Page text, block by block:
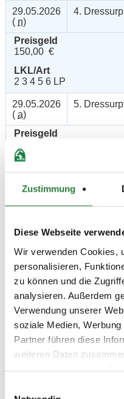
Zustimmung
Diese Webseite
Wir verwenden Cookies,
personalisieren,
zu können und die
analysieren. Außerdem
Verwendung unserer
soziale Medien,
Partner führen diese
weiteren Daten
29.05.2026
( n)
4.
Preisgeld
150,00 €
LKL/Art
2 3 4 5 6 LP
29.05.2026
( a)
5.
Preisgeld
LKL/Art
1 2 3 4 5 6 LP
(n)
6.
200,00 €
LKL/Art
1 2 3 4 5 LP
(a)
7.
200,00 €
LKL/Art
1 2 3 4 5 LP